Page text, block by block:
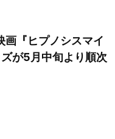
『ヒプノシスマイ
が5月中旬より順次